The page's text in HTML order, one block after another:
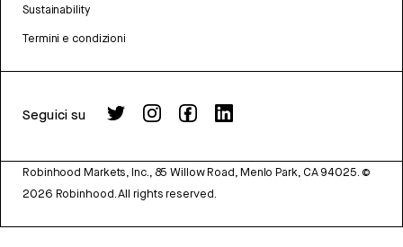
Sustainability
Termini e condizioni
Seguici su
Robinhood Markets, Inc., 85 Willow Road, Menlo Park, CA 94025. ©
2026 Robinhood. All rights reserved.